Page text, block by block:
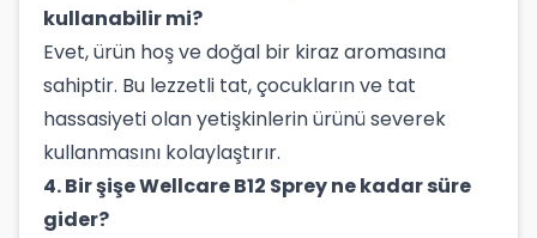
kullanabilir mi?
Evet, ürün hoş ve doğal bir kiraz aromasına
sahiptir. Bu lezzetli tat, çocukların ve tat
hassasiyeti olan yetişkinlerin ürünü severek
kullanmasını kolaylaştırır.
4. Bir şişe Wellcare B12 Sprey ne kadar süre
gider?